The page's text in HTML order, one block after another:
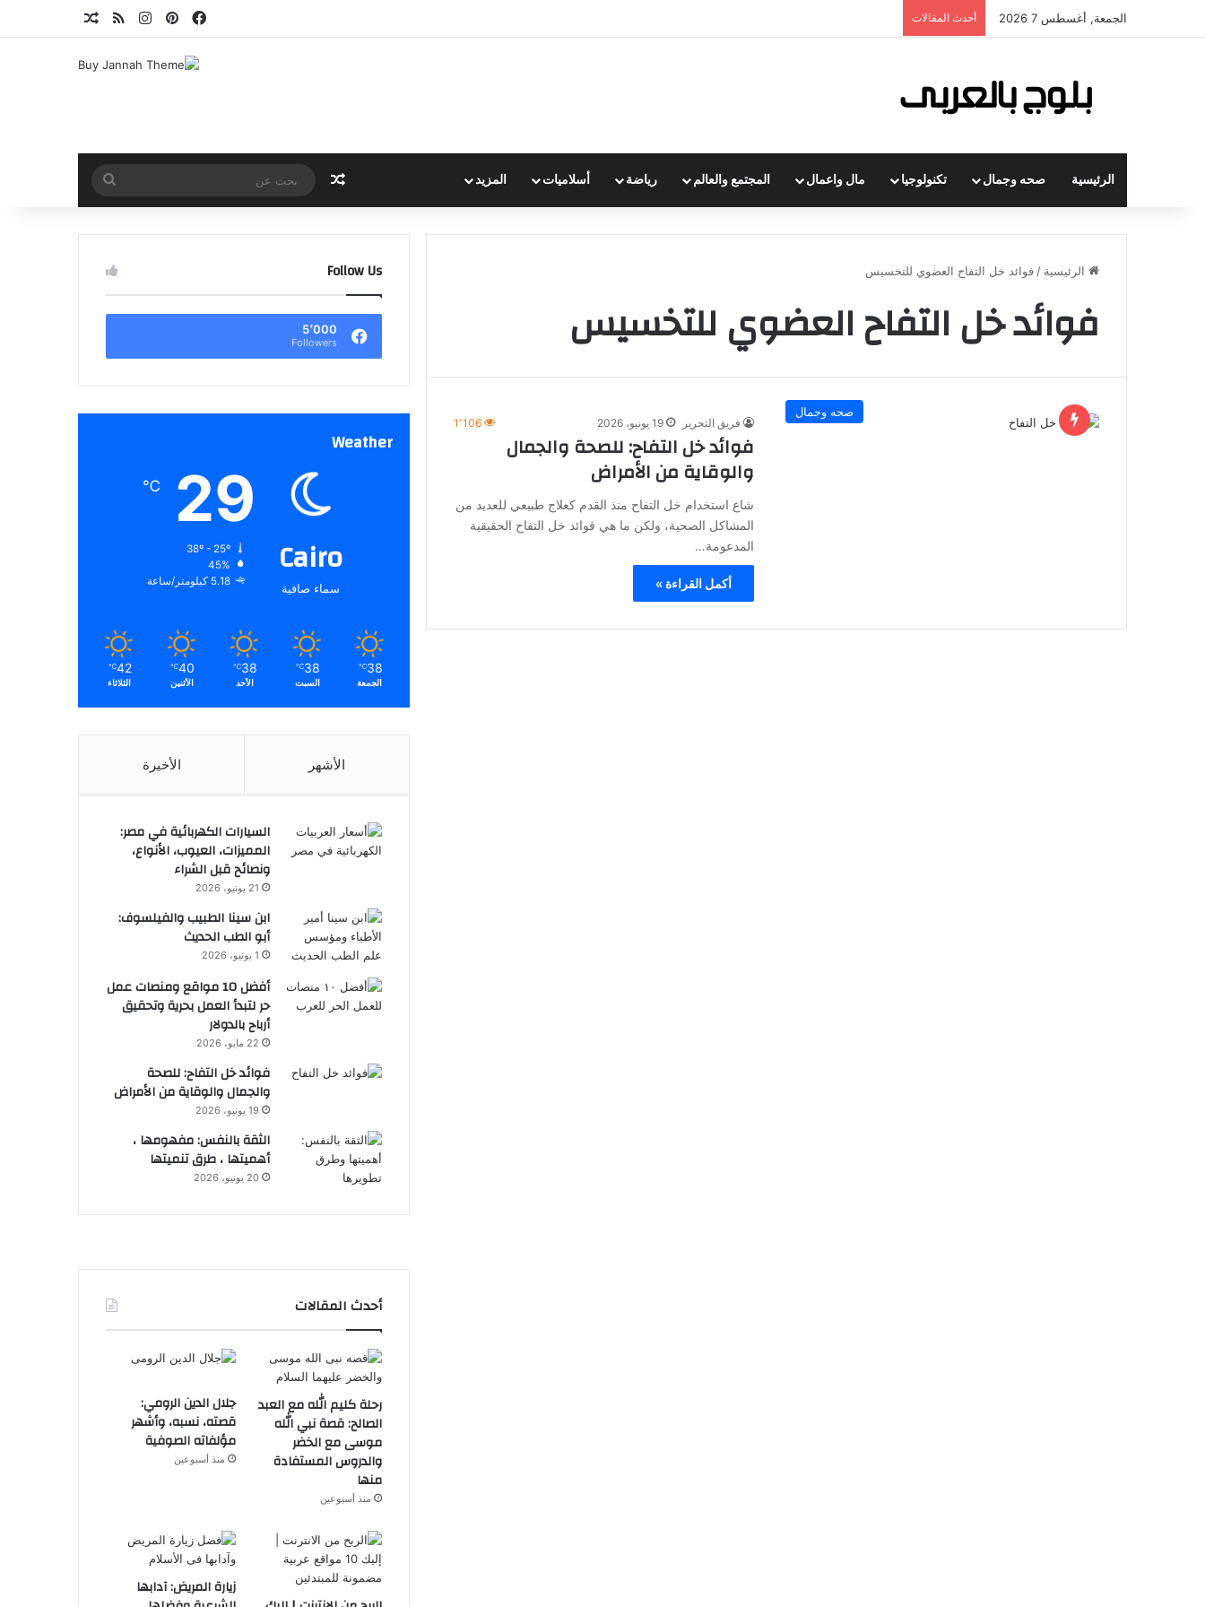
الجمعة, أغسطس 7 2026 أحدث المقالات فيسبوكبينتيريستانستقرامملخص الموقع RSS
الرئيسية صحه وجمال تكنولوجيا مال واعمال المجتمع والعالم رياضة أسلاميات المزيد مقال عشوائي
عن
الرئيسية / فوائد خل التفاح العضوي للتخسيس
فوائد خل التفاح العضوي للتخسيس
صحه وجمال
فريق التحرير 19 يونيو، 2026 1٬106
فوائد خل التفاح: للصحة والجمال
والوقاية من الأمراض
شاع استخدام خل التفاح منذ القدم كعلاج طبيعي للعديد من
المشاكل الصحية، ولكن ما هي فوائد خل التفاح الحقيقية
المدعومة…
أكمل القراءة »
Follow Us
5٬000
Followers
Weather
Cairo
سماء صافية
29
℃
45%
5.18 كيلومتر/ساعة
38
℃
الجمعة
38
℃
السبت
38
℃
الأحد
40
℃
الأثنين
42
℃
الثلاثاء
الأشهر الأخيرة
السيارات الكهربائية في مصر:
المميزات، العيوب، الأنواع،
ونصائح قبل الشراء
21 يونيو، 2026
ابن سينا الطبيب والفيلسوف:
أبو الطب الحديث
1 يونيو، 2026
أفضل 10 مواقع ومنصات عمل
حر لتبدأ العمل بحرية وتحقيق
أرباح بالدولار
22 مايو، 2026
فوائد خل التفاح: للصحة
والجمال والوقاية من الأمراض
19 يونيو، 2026
الثقة بالنفس: مفهومها ،
أهميتها ، طرق تنميتها
20 يونيو، 2026
أحدث المقالات
رحلة كليم الله مع العبد
الصالح: قصة نبي الله
موسى مع الخضر
والدروس المستفادة
منها
منذ أسبوعين
جلال الدين الرومي:
قصته، نسبه، وأشهر
مؤلفاته الصوفية
منذ أسبوعين
زيارة المريض: آدابها